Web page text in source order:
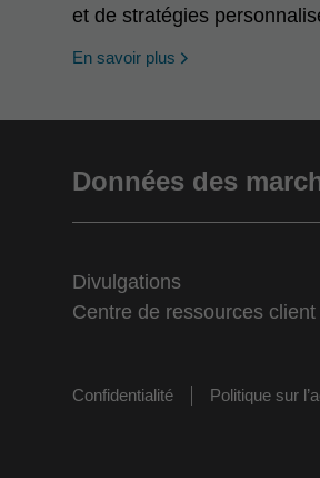
et de stratégies
En savoir plus
Données des
Divulgations
Centre de ressources client
Confidentialité Politique sur